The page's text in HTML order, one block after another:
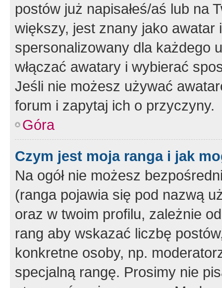
postów już napisałeś/aś lub na
większy, jest znany jako
spersonalizowany dla każdego
włączać awatary i wybierać
Jeśli nie możesz używać
forum i zapytaj ich o przyczyny.
Góra
Czym jest moja ranga i jak
Na ogół nie możesz
(ranga pojawia się pod nazwą
oraz w twoim profilu, zależnie
rang aby wskazać liczbę
konkretne osoby, np.
specjalną rangę. Prosimy nie